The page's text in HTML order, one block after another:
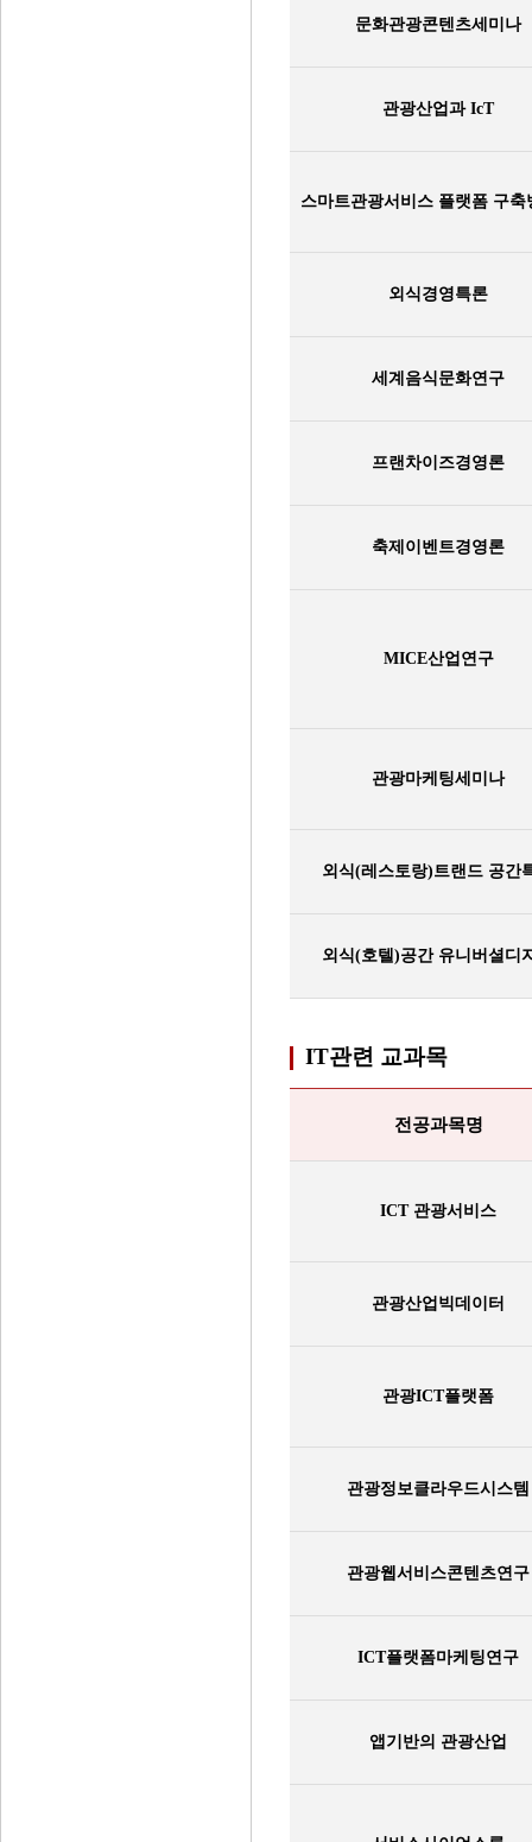
문화관광콘텐츠세미나
관광산업과 IcT
스마트관광서비스 플랫폼 구축
외식경영특론
세계음식문화연구
프랜차이즈경영론
축제이벤트경영론
MICE산업연구
관광마케팅세미나
외식(레스토랑)트랜드 공간
외식(호텔)공간 유니버셜디
IT관련 교과목
전공과목명
ICT 관광서비스
관광산업빅데이터
관광ICT플랫폼
관광정보클라우드시스템
관광웹서비스콘텐츠연구
ICT플랫폼마케팅연구
앱기반의 관광산업